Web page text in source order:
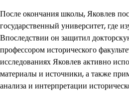
После окончания школы, Яковлев
государственный университет, где
Впоследствии он защитил
профессором исторического
исследованиях Яковлев активно
материалы и источники, а также
анализа и интерпретации